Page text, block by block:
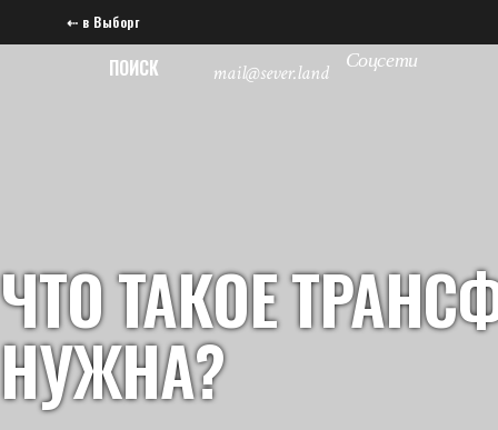
⇠ в Выборг
ПОИСК mail@sever.land Соцсети
ЧТО ТАКОЕ
НУЖНА?